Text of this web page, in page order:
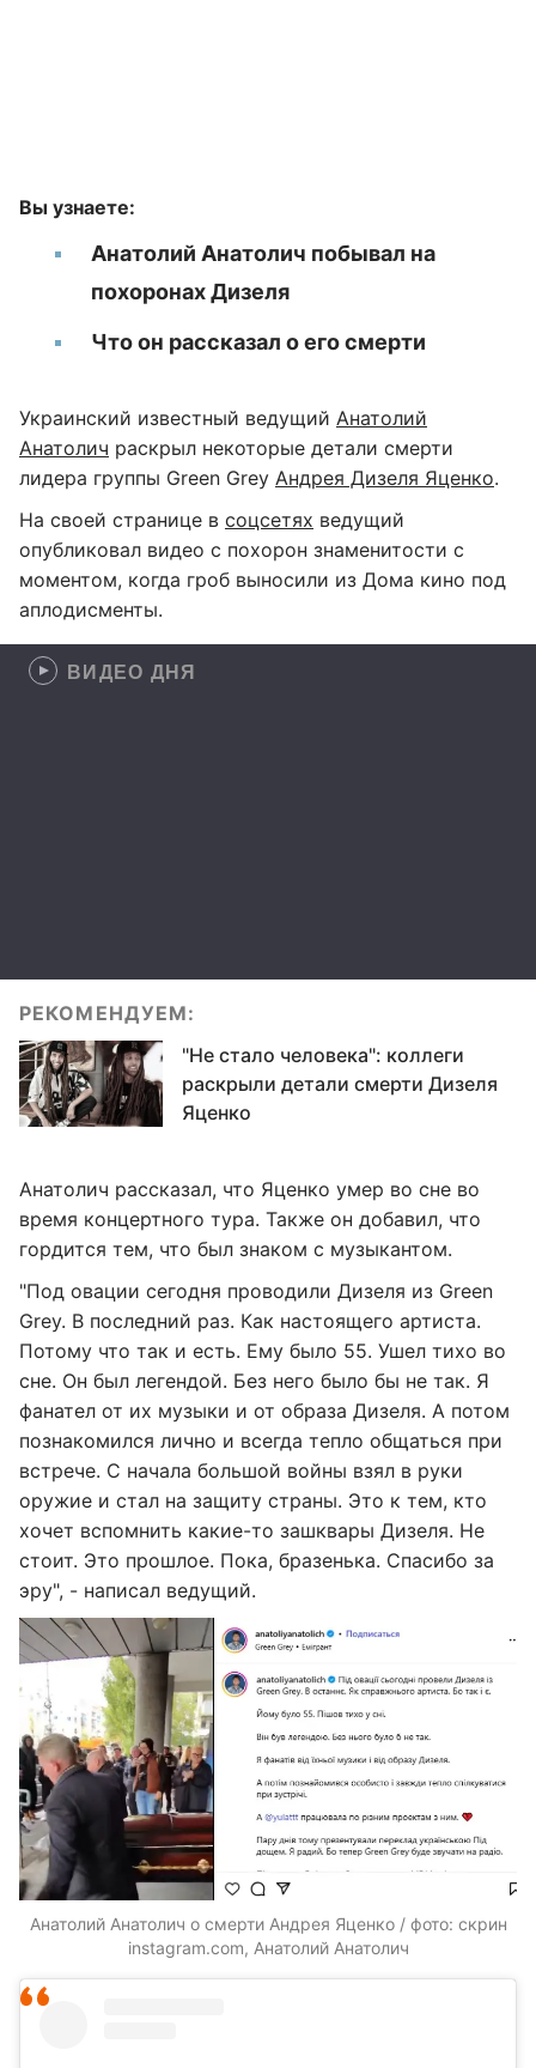
Вы узнаете:
Анатолий Анатолич побывал на
похоронах Дизеля
Что он рассказал о его смерти
Украинский известный ведущий Анатолий
Анатолич раскрыл некоторые детали смерти
лидера группы Green Grey Андрея Дизеля Яценко.
На своей странице в соцсетях ведущий
опубликовал видео с похорон знаменитости с
моментом, когда гроб выносили из Дома кино под
аплодисменты.
ВИДЕО ДНЯ
РЕКОМЕНДУЕМ:
"Не стало человека": коллеги
раскрыли детали смерти Дизеля
Яценко
Анатолич рассказал, что Яценко умер во сне во
время концертного тура. Также он добавил, что
гордится тем, что был знаком с музыкантом.
"Под овации сегодня проводили Дизеля из Green
Grey. В последний раз. Как настоящего артиста.
Потому что так и есть. Ему было 55. Ушел тихо во
сне. Он был легендой. Без него было бы не так. Я
фанател от их музыки и от образа Дизеля. А потом
познакомился лично и всегда тепло общаться при
встрече. С начала большой войны взял в руки
оружие и стал на защиту страны. Это к тем, кто
хочет вспомнить какие-то зашквары Дизеля. Не
стоит. Это прошлое. Пока, бразенька. Спасибо за
эру", - написал ведущий.
Анатолий Анатолич о смерти Андрея Яценко / фото: скрин
instagram.com, Анатолий Анатолич